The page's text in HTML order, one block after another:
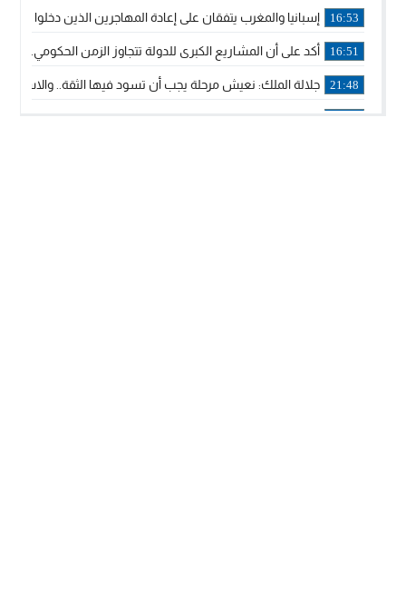
16:53 إسبانيا والمغرب يتفقان على إعادة المهاجرين الذين دخلوا سبتة
16:51 أكد على أن المشاريع الكبرى للدولة تتجاوز الزمن الحكومي..
21:48 جلالة الملك: نعيش مرحلة يجب أن تسود فيها الثقة..